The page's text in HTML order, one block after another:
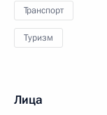
Транспорт
Туризм
Лица